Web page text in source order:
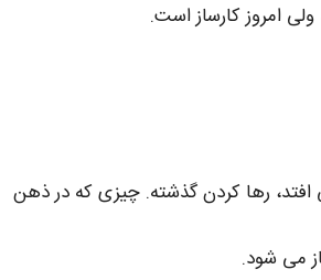
امروز کارساز است.
رها کردن گذشته. چیزی که در ذهن
می‌ شود.